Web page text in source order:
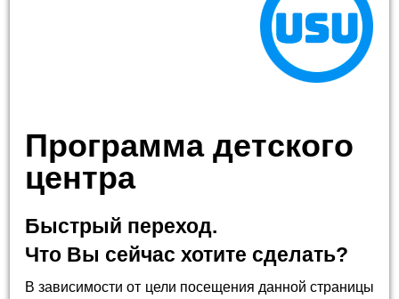
Программа детского
центра
Быстрый переход.
Что Вы сейчас хотите сделать?
В зависимости от цели посещения данной страницы